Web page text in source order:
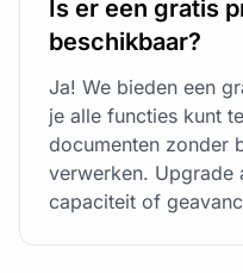
Is er een gratis
beschikbaar?
Ja! We bieden een
je alle functies kunt
documenten zonder
verwerken. Upgrade
capaciteit of